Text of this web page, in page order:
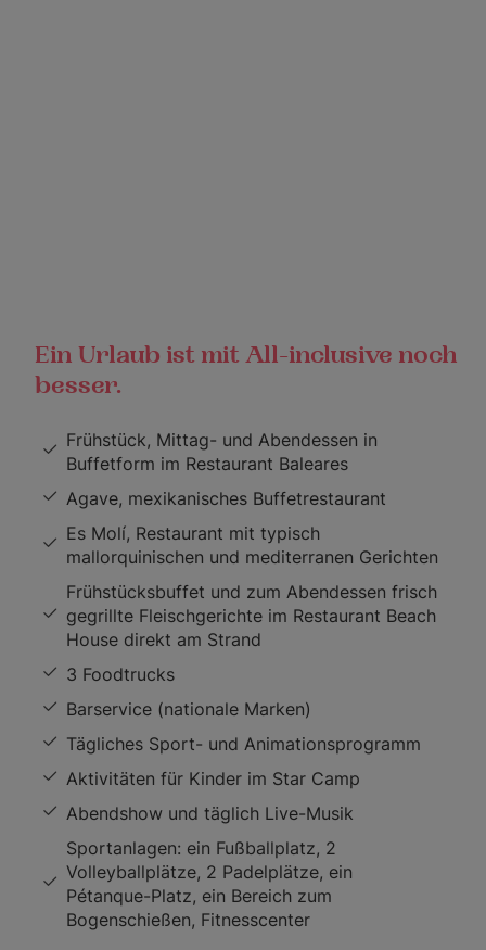
Ein Urlaub ist mit All-inclusive noch
besser.
Frühstück, Mittag- und Abendessen in
Buffetform im Restaurant Baleares
Agave, mexikanisches Buffetrestaurant
Es Molí, Restaurant mit typisch
mallorquinischen und mediterranen Gerichten
Frühstücksbuffet und zum Abendessen frisch
gegrillte Fleischgerichte im Restaurant Beach
House direkt am Strand
3 Foodtrucks
Barservice (nationale Marken)
Tägliches Sport- und Animationsprogramm
Aktivitäten für Kinder im Star Camp
Abendshow und täglich Live-Musik
Sportanlagen: ein Fußballplatz, 2
Volleyballplätze, 2 Padelplätze, ein
Pétanque-Platz, ein Bereich zum
Bogenschießen, Fitnesscenter